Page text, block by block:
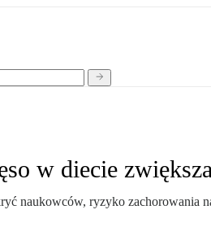
w diecie
naukowców, ryzyko zachorowania